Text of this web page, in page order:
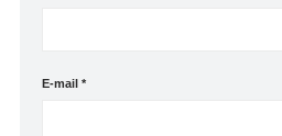
E-mail*